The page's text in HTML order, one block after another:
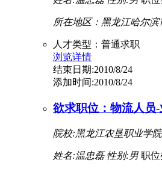
所在地区：黑龙江哈尔滨
人才类型：普通求职
浏览详情
结束日期:2010/8/24
添加时间:2010/8/24
欲求职位：物流人员
院校:黑龙江农垦职业学院
姓名:温忠磊 性别:男 职位